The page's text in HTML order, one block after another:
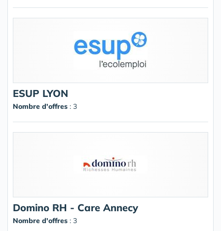
ESUP LYON
Nombre d'offres : 3
Domino RH - Care Annecy
Nombre d'offres : 3